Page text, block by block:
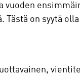
vuoden
Tästä on syytä